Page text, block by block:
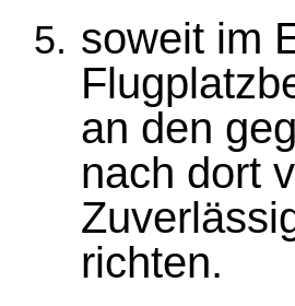
soweit im
an den
nach dort
richten.